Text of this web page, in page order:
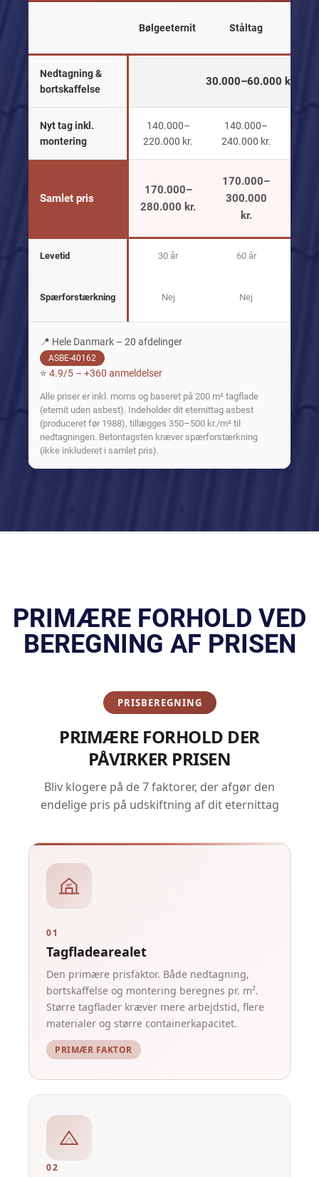
Bølgeeternit Ståltag
Nedtagning &
bortskaffelse
30.000–60.000 kr.
Nyt tag inkl.
montering
140.000–
220.000 kr.
140.000–
240.000 kr.
Samlet pris
170.000–
280.000 kr.
170.000–
300.000
kr.
Levetid 30 år 60 år
Spærforstærkning Nej Nej
📍 Hele Danmark – 20 afdelinger
ASBE-40162
⭐ 4.9/5 – +360 anmeldelser
Alle priser er inkl. moms og baseret på 200 m² tagflade
(eternit uden asbest). Indeholder dit eternittag asbest
(produceret før 1988), tillægges 350–500 kr./m² til
nedtagningen. Betontagsten kræver spærforstærkning
(ikke inkluderet i samlet pris).
PRIMÆRE FORHOLD VED
BEREGNING AF PRISEN
PRISBEREGNING
PRIMÆRE FORHOLD DER
PÅVIRKER PRISEN
Bliv klogere på de 7 faktorer, der afgør den
endelige pris på udskiftning af dit eternittag
m²
01
Tagfladearealet
Den primære prisfaktor. Både nedtagning,
bortskaffelse og montering beregnes pr. m².
Større tagflader kræver mere arbejdstid, flere
materialer og større containerkapacitet.
PRIMÆR FAKTOR
02